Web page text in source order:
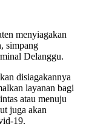
menyiagakan
simpang
Delanggu.
disiagakannya
layanan bagi
atau menuju
juga akan
19.